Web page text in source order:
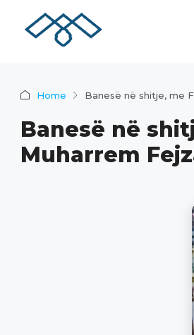
Home Banesë në shitje, me
Banesë në
Muharrem